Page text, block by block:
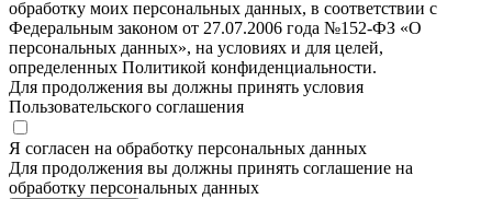
обработку моих персональных данных, в соответствии с
Федеральным законом от 27.07.2006 года №152-ФЗ «О
персональных данных», на условиях и для целей,
определенных Политикой конфиденциальности.
Для продолжения вы должны принять условия
Пользовательского соглашения
Я согласен на обработку персональных данных
Для продолжения вы должны принять соглашение на
обработку персональных данных